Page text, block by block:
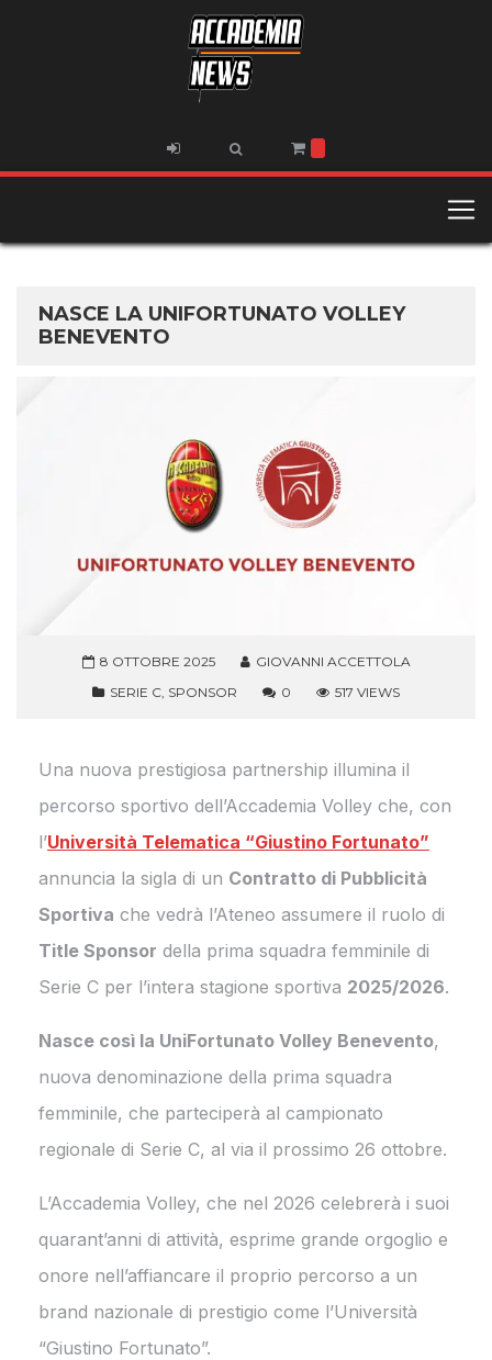
NASCE LA UNIFORTUNATO VOLLEY
BENEVENTO
8 OTTOBRE 2025
GIOVANNI ACCETTOLA
SERIE C SPONSOR 0 517 VIEWS
Una nuova prestigiosa partnership illumina il
percorso sportivo dell’Accademia Volley che, con
l’Università Telematica “Giustino Fortunato”
annuncia la sigla di un Contratto di Pubblicità
Sportiva che vedrà l’Ateneo assumere il ruolo di
Title Sponsor della prima squadra femminile di
Serie C per l’intera stagione sportiva 2025/2026.
Nasce così la UniFortunato Volley Benevento,
nuova denominazione della prima squadra
femminile, che parteciperà al campionato
regionale di Serie C, al via il prossimo 26 ottobre.
L’Accademia Volley, che nel 2026 celebrerà i suoi
quarant’anni di attività, esprime grande orgoglio e
onore nell’affiancare il proprio percorso a un
brand nazionale di prestigio come l’Università
“Giustino Fortunato”.